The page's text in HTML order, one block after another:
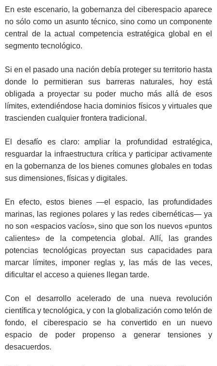
En este escenario, la gobernanza del ciberespacio aparece
no sólo como un asunto técnico, sino como un componente
central de la actual competencia estratégica global en el
segmento tecnológico.
Si en el pasado una nación debía proteger su territorio hasta
donde lo permitieran sus barreras naturales, hoy está
obligada a proyectar su poder mucho más allá de esos
límites, extendiéndose hacia dominios físicos y virtuales que
trascienden cualquier frontera tradicional.
El desafío es claro: ampliar la profundidad estratégica,
resguardar la infraestructura crítica y participar activamente
en la gobernanza de los bienes comunes globales en todas
sus dimensiones, físicas y digitales.
En efecto, estos bienes ―el espacio, las profundidades
marinas, las regiones polares y las redes cibernéticas― ya
no son «espacios vacíos», sino que son los nuevos «puntos
calientes» de la competencia global. Allí, las grandes
potencias tecnológicas proyectan sus capacidades para
marcar límites, imponer reglas y, las más de las veces,
dificultar el acceso a quienes llegan tarde.
Con el desarrollo acelerado de una nueva revolución
científica y tecnológica, y con la globalización como telón de
fondo, el ciberespacio se ha convertido en un nuevo
espacio de poder propenso a generar tensiones y
desacuerdos.